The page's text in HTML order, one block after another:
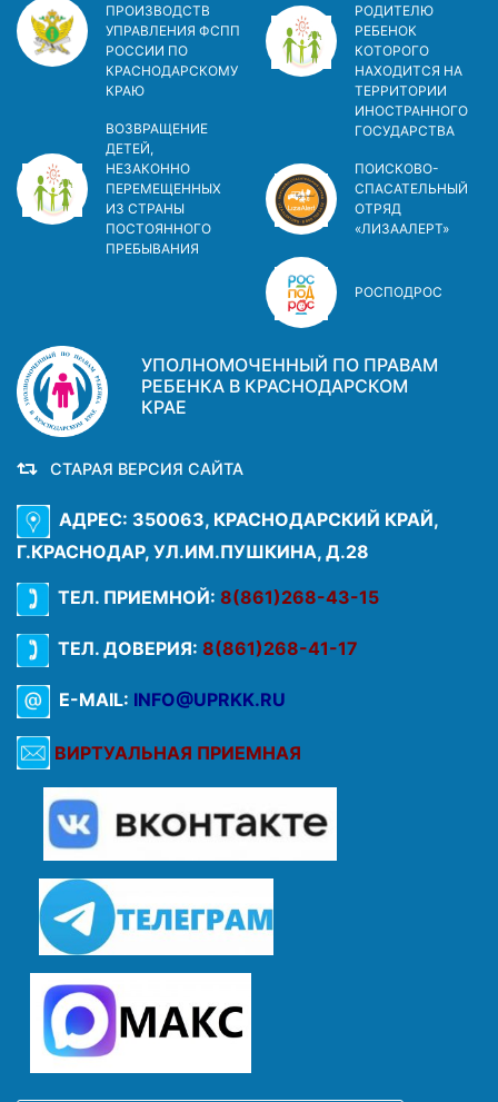
ПРОИЗВОДСТВ
УПРАВЛЕНИЯ ФСПП
РОССИИ ПО
КРАСНОДАРСКОМУ
КРАЮ
ВОЗВРАЩЕНИЕ
ДЕТЕЙ,
НЕЗАКОННО
ПЕРЕМЕЩЕННЫХ
ИЗ СТРАНЫ
ПОСТОЯННОГО
ПРЕБЫВАНИЯ
РОДИТЕЛЮ
РЕБЕНОК
КОТОРОГО
НАХОДИТСЯ НА
ТЕРРИТОРИИ
ИНОСТРАННОГО
ГОСУДАРСТВА
ПОИСКОВО-
СПАСАТЕЛЬНЫЙ
ОТРЯД
«ЛИЗААЛЕРТ»
РОСПОДРОС
УПОЛНОМОЧЕННЫЙ ПО ПРАВАМ
РЕБЕНКА В КРАСНОДАРСКОМ
КРАЕ
СТАРАЯ ВЕРСИЯ САЙТА
АДРЕС: 350063, КРАСНОДАРСКИЙ КРАЙ,
Г.КРАСНОДАР, УЛ.ИМ.ПУШКИНА, Д.28
ТЕЛ. ПРИЕМНОЙ: 8(861)268-43-15
ТЕЛ. ДОВЕРИЯ: 8(861)268-41-17
E-MAIL: INFO@UPRKK.RU
ВИРТУАЛЬНАЯ ПРИЕМНАЯ